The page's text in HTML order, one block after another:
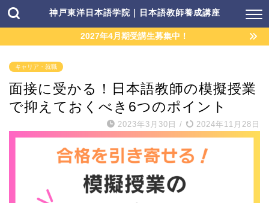
神戸東洋日本語学院｜日本語教師養成講座
2027年4月期受講生募集中！
キャリア・就職
面接に受かる！日本語教師の模擬授業
で抑えておくべき6つのポイント
2023年3月30日 / 2024年11月28日